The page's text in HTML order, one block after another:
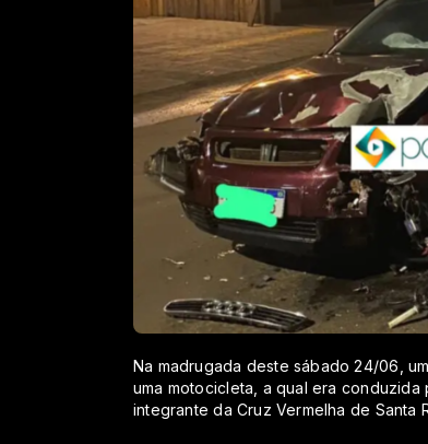
Na madrugada deste sábado 24/06,
uma motocicleta, a qual era conduzida
integrante da Cruz Vermelha de Santa